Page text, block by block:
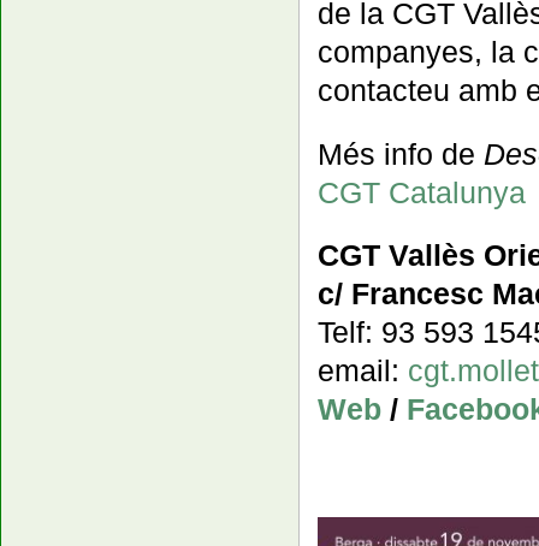
de la CGT
companyes, la
contacteu amb
Més info de
CGT Catalunya
CGT Vallès
c/ Francesc
Telf: 93 593
email:
Web /